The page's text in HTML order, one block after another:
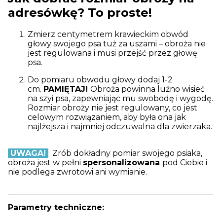
adresówkę? To proste!
Zmierz centymetrem krawieckim obwód
głowy swojego psa tuż za uszami – obroża nie
jest regulowana i musi przejść przez głowę
psa.
Do pomiaru obwodu głowy dodaj 1-2
cm. PAMIĘTAJ! Obroża powinna luźno wisieć
na szyi psa, zapewniając mu swobodę i wygodę.
Rozmiar obroży nie jest regulowany, co jest
celowym rozwiązaniem, aby była ona jak
najlżejsza i najmniej odczuwalna dla zwierzaka.
UWAGA!
Zrób dokładny pomiar swojego psiaka,
obroża jest w pełni spersonalizowana pod Ciebie i
nie podlega zwrotowi ani wymianie.
Parametry techniczne: